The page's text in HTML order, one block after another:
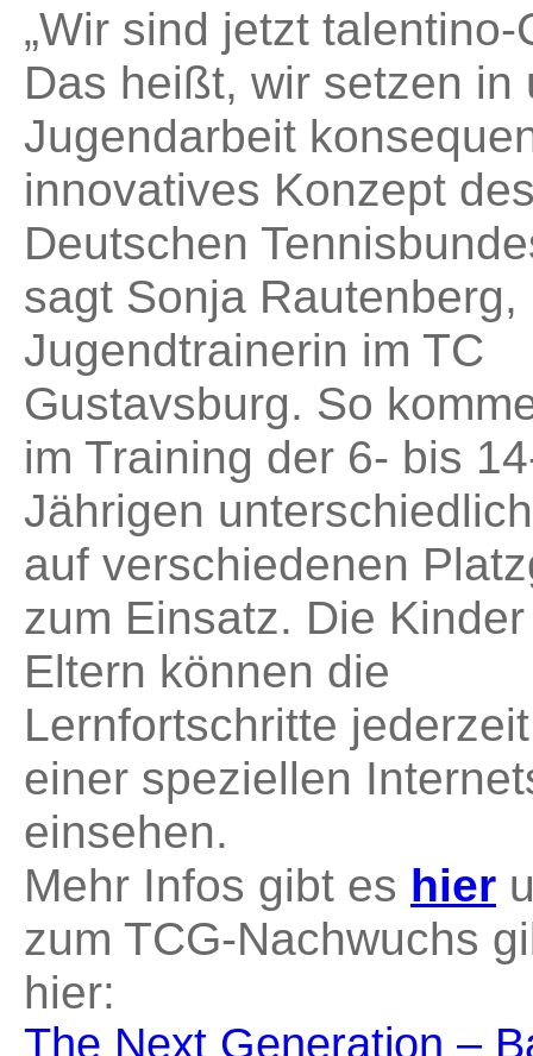
„Wir sind jetzt talentino-
Das heißt, wir setzen in
Jugendarbeit
innovatives Konzept
Deutschen
sagt Sonja Rautenberg,
Jugendtrainerin im TC
Gustavsburg. So
im Training der 6- bis
Jährigen
auf verschiedenen
zum Einsatz. Die
Eltern können die
Lernfortschritte
einer speziellen
einsehen.
Mehr Infos gibt es hier
zum TCG-Nachwuchs
hier:
The Next Generation –